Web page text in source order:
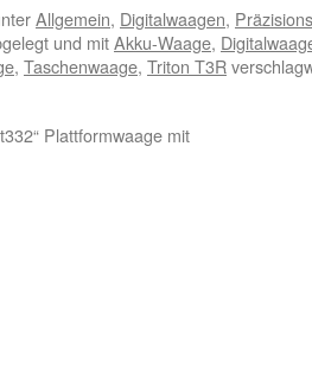
Allgemein, Digitalwaagen,
und mitAkku-Waage,
, Taschenwaage, Triton T3R
Plattformwaage mit